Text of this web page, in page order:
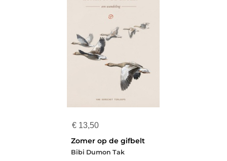
€ 13,50
Zomer op de gifbelt
Bibi Dumon Tak